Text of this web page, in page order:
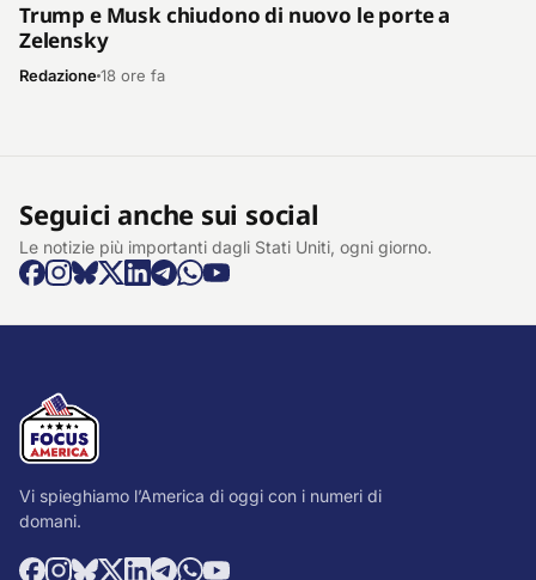
Trump e Musk chiudono di nuovo le porte a
Zelensky
Redazione18 ore fa
Seguici anche sui social
Le notizie più importanti dagli Stati Uniti, ogni giorno.
Vi spieghiamo l’America di oggi con i numeri di
domani.